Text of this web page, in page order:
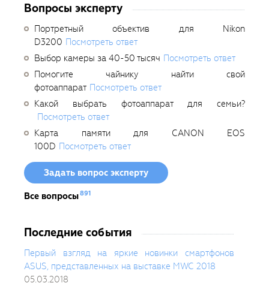
Вопросы эксперту
Портретный объектив для Nikon
D3200 Посмотреть ответ
Выбор камеры за 40-50 тысяч Посмотреть ответ
Помогите чайнику найти свой
фотоаппарат Посмотреть ответ
Какой выбрать фотоаппарат для семьи?
Посмотреть ответ
Карта памяти для CANON EOS
100D Посмотреть ответ
Задать вопрос эксперту
Все вопросы891
Последние события
Первый взгляд на яркие новинки смартфонов
ASUS, представленных на выставке MWC 2018
05.03.2018